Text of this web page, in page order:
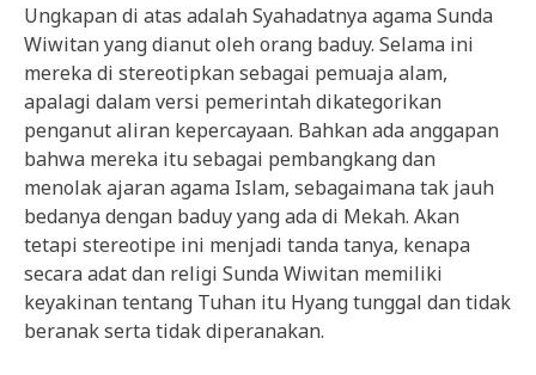
Ungkapan di atas adalah Syahadatnya agama Sunda
Wiwitan yang dianut oleh orang baduy. Selama ini
mereka di stereotipkan sebagai pemuaja alam,
apalagi dalam versi pemerintah dikategorikan
penganut aliran kepercayaan. Bahkan ada anggapan
bahwa mereka itu sebagai pembangkang dan
menolak ajaran agama Islam, sebagaimana tak jauh
bedanya dengan baduy yang ada di Mekah. Akan
tetapi stereotipe ini menjadi tanda tanya, kenapa
secara adat dan religi Sunda Wiwitan memiliki
keyakinan tentang Tuhan itu Hyang tunggal dan tidak
beranak serta tidak diperanakan.